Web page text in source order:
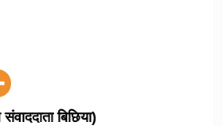
बिछिया)